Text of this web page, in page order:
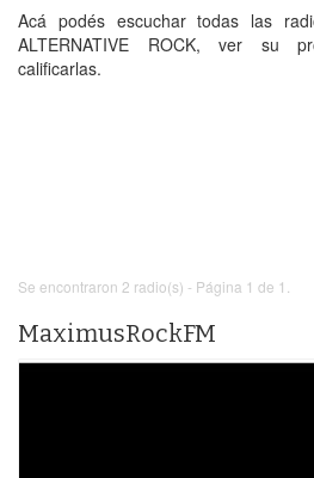
Acá podés escuchar todas las
ALTERNATIVE ROCK, ver su
calificarlas.
Se encontraron 2 radio(s) - Página 1 de 1.
MaximusRockFM